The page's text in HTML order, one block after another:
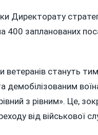
Директорату
400 запланованих
ветеранів стануть
демобілізованим
з рівним». Це,
від військової